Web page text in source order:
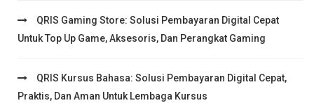
QRIS Gaming Store: Solusi Pembayaran Digital Cepat
Untuk Top Up Game, Aksesoris, Dan Perangkat Gaming
QRIS Kursus Bahasa: Solusi Pembayaran Digital Cepat,
Praktis, Dan Aman Untuk Lembaga Kursus